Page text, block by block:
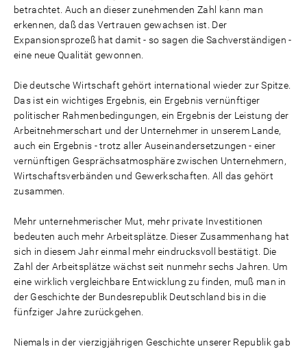
betrachtet. Auch an dieser zunehmenden Zahl kann man
erkennen, daß das Vertrauen gewachsen ist. Der
Expansionsprozeß hat damit - so sagen die Sachverständigen -
eine neue Qualität gewonnen.
Die deutsche Wirtschaft gehört international wieder zur Spitze.
Das ist ein wichtiges Ergebnis, ein Ergebnis vernünftiger
politischer Rahmenbedingungen, ein Ergebnis der Leistung der
Arbeitnehmerschart und der Unternehmer in unserem Lande,
auch ein Ergebnis - trotz aller Auseinandersetzungen - einer
vernünftigen Gesprächsatmosphäre zwischen Unternehmern,
Wirtschaftsverbänden und Gewerkschaften. All das gehört
zusammen.
Mehr unternehmerischer Mut, mehr private Investitionen
bedeuten auch mehr Arbeitsplätze. Dieser Zusammenhang hat
sich in diesem Jahr einmal mehr eindrucksvoll bestätigt. Die
Zahl der Arbeitsplätze wächst seit nunmehr sechs Jahren. Um
eine wirklich vergleichbare Entwicklung zu finden, muß man in
der Geschichte der Bundesrepublik Deutschland bis in die
fünfziger Jahre zurückgehen.
Niemals in der vierzigjährigen Geschichte unserer Republik gab